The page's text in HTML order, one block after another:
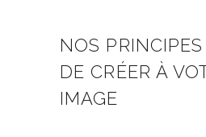
NOS
DE CRÉER À
IMAGE